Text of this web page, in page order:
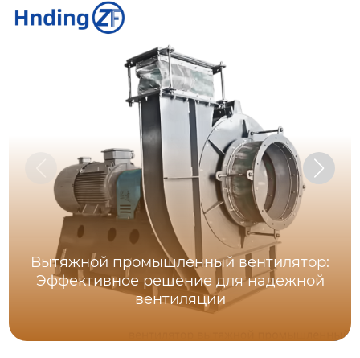
Вытяжной промышленный вентилятор:
Эффективное решение для надежной
вентиляции